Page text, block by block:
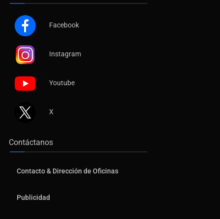
Facebook
Instagram
Youtube
X
Contáctanos
Contacto & Dirección de Oficinas
Publicidad